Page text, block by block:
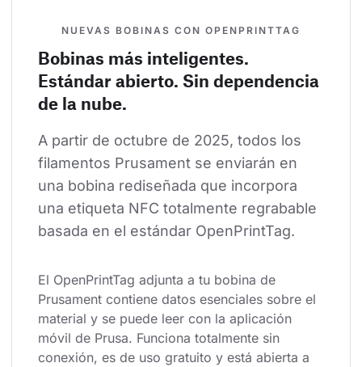
NUEVAS BOBINAS CON OPENPRINTTAG
Bobinas más inteligentes.
Estándar abierto. Sin dependencia
de la nube.
A partir de octubre de 2025, todos los
filamentos Prusament se enviarán en
una bobina rediseñada que incorpora
una etiqueta NFC totalmente regrabable
basada en el estándar OpenPrintTag.
El OpenPrintTag adjunta a tu bobina de
Prusament contiene datos esenciales sobre el
material y se puede leer con la aplicación
móvil de Prusa. Funciona totalmente sin
conexión, es de uso gratuito y está abierta a